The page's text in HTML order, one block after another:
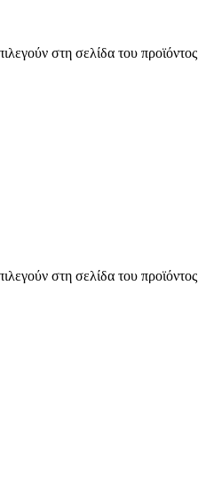
στη σελίδα του προϊόντος
στη σελίδα του προϊόντος